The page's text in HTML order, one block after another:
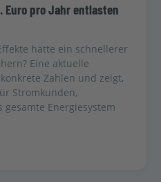
Euro pro Jahr entlasten
hätte ein schnellerer
Eine aktuelle
Zahlen und zeigt,
Stromkunden,
Energiesystem